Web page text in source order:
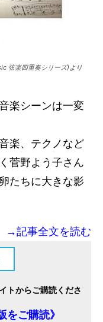
弦楽四重奏シリーズ)より
楽シーンは一変
楽、テクノなど
菅野よう子さん
たちに大きな影
→記事全文を読む
トからご購読くださ
をご購読》